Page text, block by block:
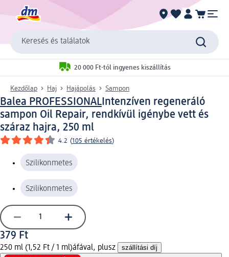
Keresés és találatok
20 000 Ft-tól ingyenes kiszállítás
Kezdőlap Haj Hajápolás Sampon
Balea PROFESSIONAL Intenzíven regeneráló
sampon Oil Repair, rendkívül igénybe vett és
száraz hajra, 250 ml
4.2 (105 értékelés)
Szilikonmetes
Szilikonmetes
379 Ft
250 ml (1,52 Ft / 1 ml)áfával, plusz szállítási díj